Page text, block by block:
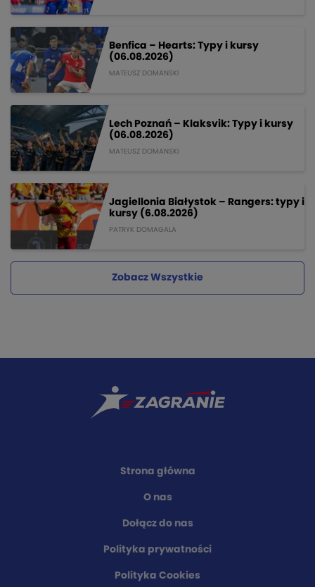
Benfica – Hearts: Typy i kursy
(06.08.2026)
MATEUSZ DOMANSKI
Lech Poznań – Klaksvik: Typy i kursy
(06.08.2026)
MATEUSZ DOMANSKI
Jagiellonia Białystok – Rangers: typy i
kursy (6.08.2026)
PATRYK DOMAGALA
Zobacz Wszystkie
Strona główna
O nas
Dołącz do nas
Polityka prywatności
Polityka Cookies